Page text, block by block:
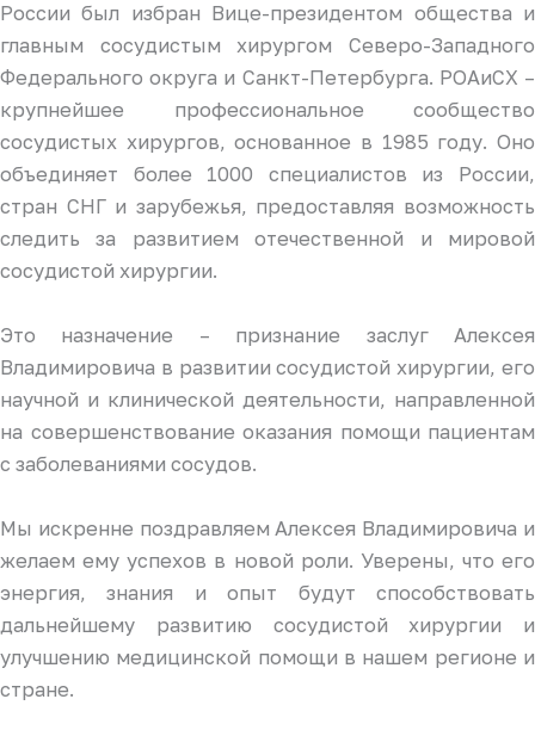
России был избран Вице-президентом общества и
главным сосудистым хирургом Северо-Западного
Федерального округа и Санкт-Петербурга. РОАиСХ –
крупнейшее профессиональное сообщество
сосудистых хирургов, основанное в 1985 году. Оно
объединяет более 1000 специалистов из России,
стран СНГ и зарубежья, предоставляя возможность
следить за развитием отечественной и мировой
сосудистой хирургии.
Это назначение – признание заслуг Алексея
Владимировича в развитии сосудистой хирургии, его
научной и клинической деятельности, направленной
на совершенствование оказания помощи пациентам
с заболеваниями сосудов.
Мы искренне поздравляем Алексея Владимировича и
желаем ему успехов в новой роли. Уверены, что его
энергия, знания и опыт будут способствовать
дальнейшему развитию сосудистой хирургии и
улучшению медицинской помощи в нашем регионе и
стране.